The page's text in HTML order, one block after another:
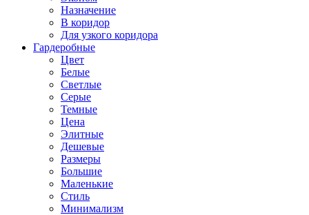
Назначение
В коридор
Для узкого коридора
Гардеробные
Цвет
Белые
Светлые
Серые
Темные
Цена
Элитные
Дешевые
Размеры
Большие
Маленькие
Стиль
Минимализм